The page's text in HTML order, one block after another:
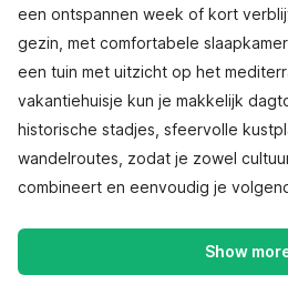
een ontspannen week of kort
gezin, met comfortabele
een tuin met uitzicht op het
vakantiehuisje kun je makkelijk
historische stadjes, sfeervolle
wandelroutes, zodat je zowel
combineert en eenvoudig je
Show